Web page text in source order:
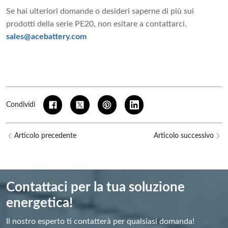
Se hai ulteriori domande o desideri saperne di più sui
prodotti della serie PE20, non esitare a contattarci.
sales@acebattery.com
Condividi
Articolo precedente Articolo successivo
Contattaci per la tua soluzione
energetica!
Il nostro esperto ti contatterà per qualsiasi domanda!